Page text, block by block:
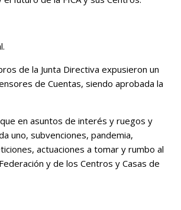
de la Junta Directiva expusieron un
de Cuentas, siendo aprobada la
en asuntos de interés y ruegos y
uno, subvenciones, pandemia,
actuaciones a tomar y rumbo al
y de los Centros y Casas de